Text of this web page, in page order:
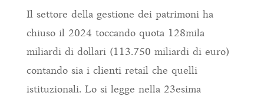
Il settore della gestione dei patrimoni ha
chiuso il 2024 toccando quota 128mila
miliardi di dollari (113.750 miliardi di euro)
contando sia i clienti retail che quelli
istituzionali. Lo si legge nella 23esima